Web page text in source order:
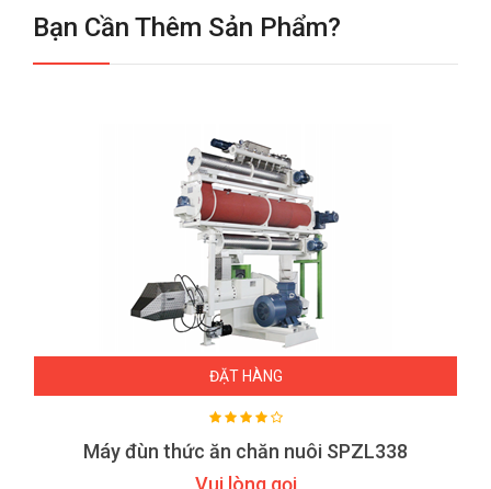
Bạn Cần Thêm Sản Phẩm?
ĐẶT HÀNG
Máy đùn thức ăn chăn nuôi SPZL338
Vui lòng gọi